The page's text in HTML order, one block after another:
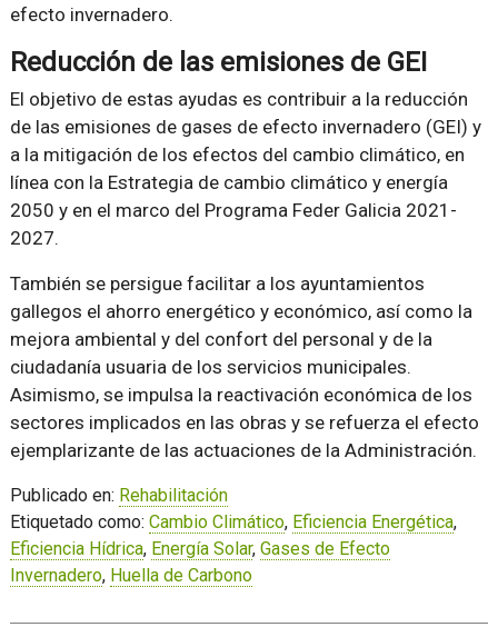
efecto invernadero.
Reducción de las emisiones de GEI
El objetivo de estas ayudas es contribuir a la reducción
de las emisiones de gases de efecto invernadero (GEI) y
a la mitigación de los efectos del cambio climático, en
línea con la Estrategia de cambio climático y energía
2050 y en el marco del Programa Feder Galicia 2021-
2027.
También se persigue facilitar a los ayuntamientos
gallegos el ahorro energético y económico, así como la
mejora ambiental y del confort del personal y de la
ciudadanía usuaria de los servicios municipales.
Asimismo, se impulsa la reactivación económica de los
sectores implicados en las obras y se refuerza el efecto
ejemplarizante de las actuaciones de la Administración.
Publicado en: Rehabilitación
Etiquetado como: Cambio Climático, Eficiencia Energética,
Eficiencia Hídrica, Energía Solar, Gases de Efecto
Invernadero, Huella de Carbono